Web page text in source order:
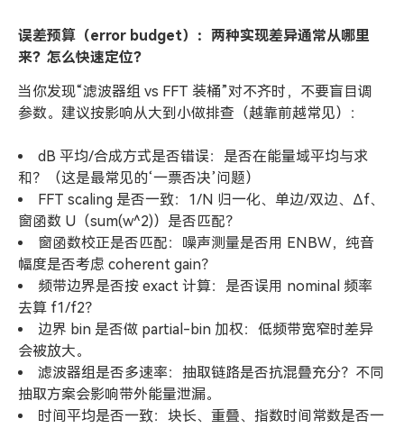
误差预算（error budget）：两种实现差异通常从哪里
来？怎么快速定位？
当你发现“滤波器组 vs FFT 装桶”对不齐时，不要盲目调
参数。建议按影响从大到小做排查（越靠前越常见）：
dB 平均/合成方式是否错误：是否在能量域平均与求
和？（这是最常见的‘一票否决’问题）
FFT scaling 是否一致：1/N 归一化、单边/双边、Δf、
窗函数 U（sum(w^2)）是否匹配？
窗函数校正是否匹配：噪声测量是否用 ENBW，纯音
幅度是否考虑 coherent gain？
频带边界是否按 exact 计算：是否误用 nominal 频率
去算 f1/f2？
边界 bin 是否做 partial-bin 加权：低频带宽窄时差异
会被放大。
滤波器组是否多速率：抽取链路是否抗混叠充分？不同
抽取方案会影响带外能量泄漏。
时间平均是否一致：块长、重叠、指数时间常数是否一